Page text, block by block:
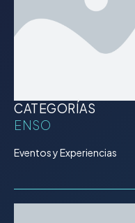
CATEGORÍAS
ENSO
Eventos y Experiencias